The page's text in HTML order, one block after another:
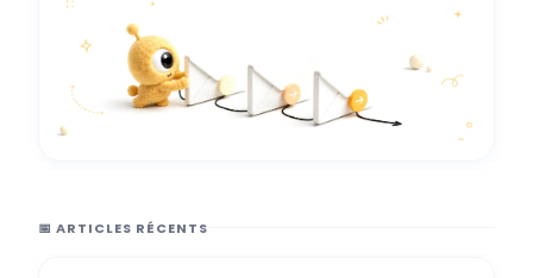
📅 ARTICLES RÉCENTS